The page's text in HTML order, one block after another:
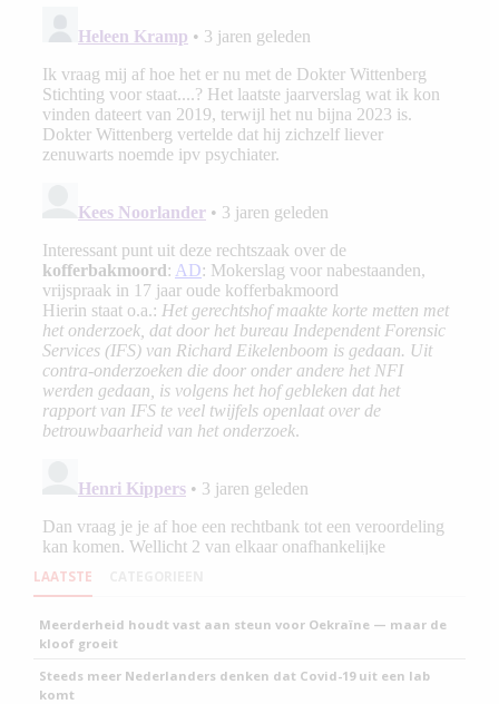
LAATSTE
Meerderheid houdt vast aan steun voor Oekraïne — maar de
kloof groeit
Steeds meer Nederlanders denken dat Covid-19 uit een lab
komt